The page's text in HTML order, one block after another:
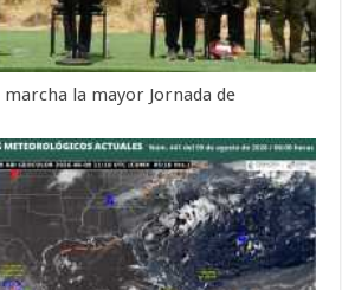
la mayor Jornada de